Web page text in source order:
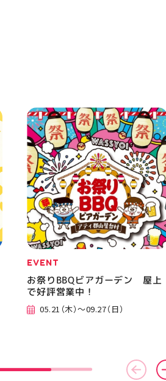
ぶらBBQ #お盆 #夏休み #郡山
ランチ #郡山ディナー #家族で
おでかけ #夏の思い出 #BBQ
EVENT
お祭りBBQビアガーデン 屋上
で好評営業中！
05.21（木）～09.27（日）